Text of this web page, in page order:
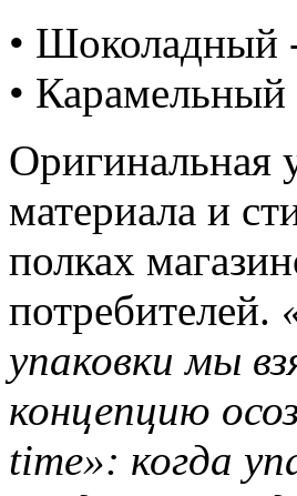
• Шоколадный
•
Оригинальная
материала и
полках
потребителей.
упаковки мы
концепцию
time»: когда